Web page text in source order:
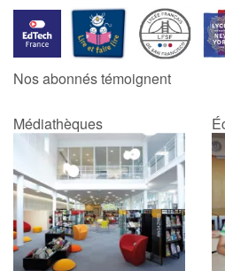
Nos abonnés témoignent
Médiathèques